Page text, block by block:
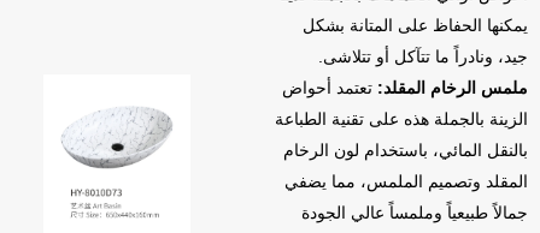
يمكنها الحفاظ على المتانة بشكل
جيد، ونادراً ما تتآكل أو تتلاشى.
ملمس الرخام المقلد: تعتمد أحواض
الزينة بالجملة هذه على تقنية الطباعة
بالنقل المائي، باستخدام لون الرخام
المقلد وتصميم الملمس، مما يضفي
جمالاً طبيعياً وملمساً عالي الجودة